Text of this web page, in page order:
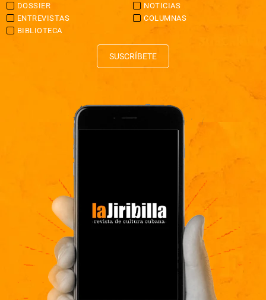
DOSSIER
NOTICIAS
ENTREVISTAS
COLUMNAS
BIBLIOTECA
SUSCRÍBETE